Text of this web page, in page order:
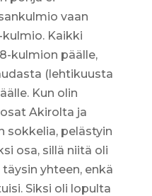
vaan
kulmio. Kaikki
kulmion päälle,
(lehtikuusta
Kun olin
Akirolta ja
sokkelia, pelästyin
osa, sillä niitä oli
yhteen, enkä
Siksi oli lopulta